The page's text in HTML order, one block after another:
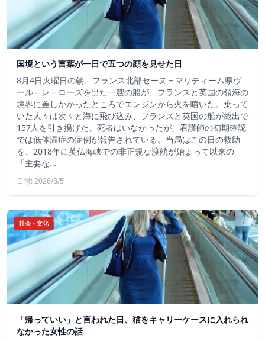
国境という言葉が一日で五つの顔を見せた日
8月4日火曜日の朝、フランス北部セーヌ＝マリティーム県ヴ
ール＝レ＝ローズを出た一艘の船が、フランスと英国の領海の
境界に差しかかったところでエンジンから火を噴いた。乗って
いた人々は次々と海に飛び込み、フランスと英国の船が総出で
157人を引き揚げた。死者はいなかったが、看護師の初期確認
では低体温症の症例が報告されている。当局はこの日の救助
を、2018年に英仏海峡での非正規な渡航が始まって以来の
「主要な…
日付: 2026/8/5
社会・文化
「帰っていい」と言われた日、猫をキャリーケースに入れられ
なかった女性の話